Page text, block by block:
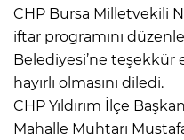
CHP Bursa Milletvekili
iftar programını
Belediyesi’ne teşekkür
hayırlı olmasını diledi.
CHP Yıldırım İlçe
Mahalle Muhtarı